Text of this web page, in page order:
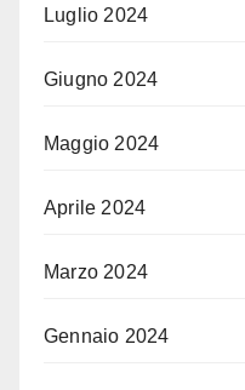
Luglio 2024
Giugno 2024
Maggio 2024
Aprile 2024
Marzo 2024
Gennaio 2024